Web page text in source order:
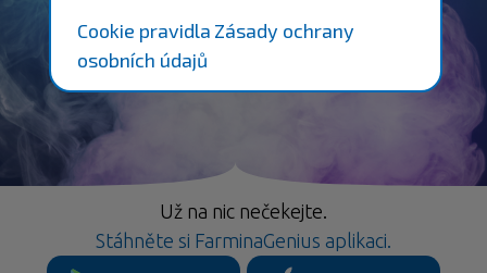
Cookie pravidla Zásady ochrany
osobních údajů
Už na nic nečekejte.
Stáhněte si FarminaGenius aplikaci.